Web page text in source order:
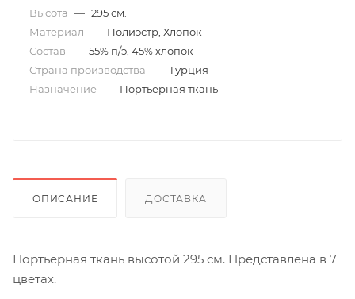
Высота — 295 см.
Материал — Полиэстр, Хлопок
Состав — 55% п/э, 45% хлопок
Страна производства — Турция
Назначение — Портьерная ткань
ОПИСАНИЕ ДОСТАВКА
Портьерная ткань высотой 295 см. Представлена в 7
цветах.